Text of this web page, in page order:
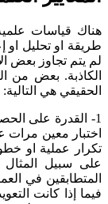
هناك قياسات
طريقة او تحليل او
لم يتم تجاوز بعض
الكاذبة. بعض من
الحقيقي هي التالية:
1- القدرة على
اختبار معين مرات
تكرار عملية او
على سبيل
المتطابقين في